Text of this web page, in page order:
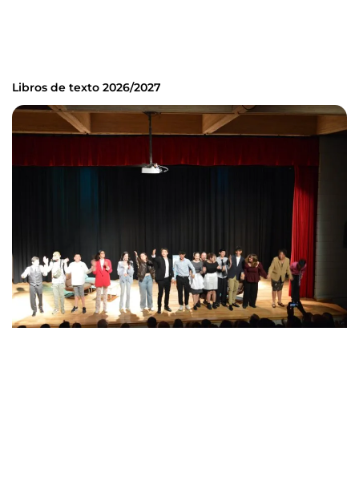
Libros de texto 2026/2027